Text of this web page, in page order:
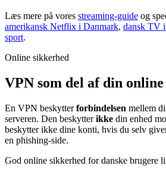
Læs mere på vores streaming-guide og
amerikansk Netflix i Danmark, dansk TV
sport.
Online sikkerhed
VPN som del af din
En VPN beskytterforbindelsen mellem
serveren. Den beskytterikke din enhed
beskytter ikke dine konti, hvis du selv
en phishing-side.
God online sikkerhed for danske brugere